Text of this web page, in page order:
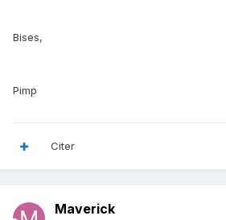
Bises,
Pimp
Citer
Maverick